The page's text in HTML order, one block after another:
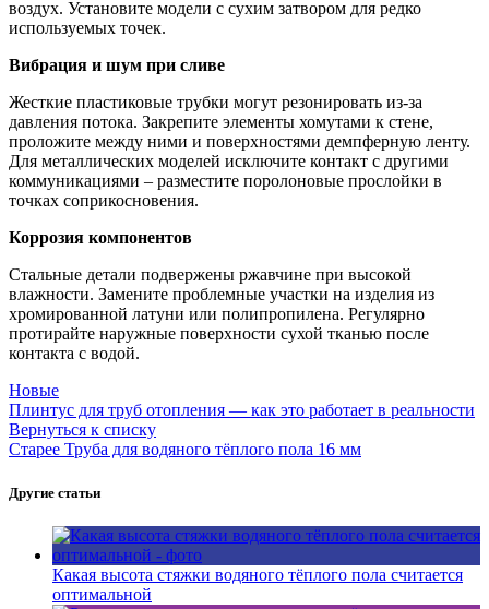
воздух. Установите модели с сухим затвором для редко
используемых точек.
Вибрация и шум при сливе
Жесткие пластиковые трубки могут резонировать из-за
давления потока. Закрепите элементы хомутами к стене,
проложите между ними и поверхностями демпферную ленту.
Для металлических моделей исключите контакт с другими
коммуникациями – разместите поролоновые прослойки в
точках соприкосновения.
Коррозия компонентов
Стальные детали подвержены ржавчине при высокой
влажности. Замените проблемные участки на изделия из
хромированной латуни или полипропилена. Регулярно
протирайте наружные поверхности сухой тканью после
контакта с водой.
Новые
Плинтус для труб отопления — как это работает в реальности
Вернуться к списку
Старее Труба для водяного тёплого пола 16 мм
Другие статьи
Какая высота стяжки водяного тёплого пола считается
оптимальной